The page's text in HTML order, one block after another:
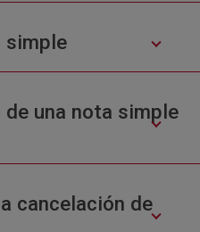
simple
una nota simple
cancelación de